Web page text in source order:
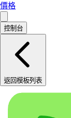
價格
控制台
返回模板列表